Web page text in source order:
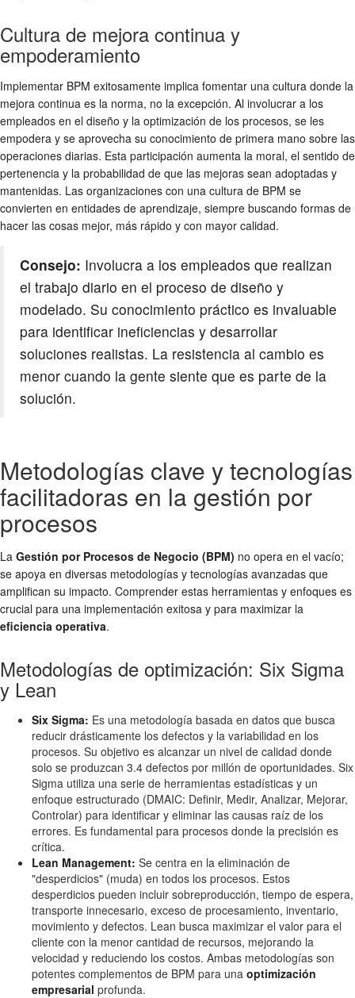
Cultura de mejora continua y
empoderamiento
Implementar BPM exitosamente implica fomentar una cultura donde la
mejora continua es la norma, no la excepción. Al involucrar a los
empleados en el diseño y la optimización de los procesos, se les
empodera y se aprovecha su conocimiento de primera mano sobre las
operaciones diarias. Esta participación aumenta la moral, el sentido de
pertenencia y la probabilidad de que las mejoras sean adoptadas y
mantenidas. Las organizaciones con una cultura de BPM se
convierten en entidades de aprendizaje, siempre buscando formas de
hacer las cosas mejor, más rápido y con mayor calidad.
Consejo: Involucra a los empleados que realizan
el trabajo diario en el proceso de diseño y
modelado. Su conocimiento práctico es invaluable
para identificar ineficiencias y desarrollar
soluciones realistas. La resistencia al cambio es
menor cuando la gente siente que es parte de la
solución.
Metodologías clave y tecnologías
facilitadoras en la gestión por
procesos
La Gestión por Procesos de Negocio (BPM) no opera en el vacío;
se apoya en diversas metodologías y tecnologías avanzadas que
amplifican su impacto. Comprender estas herramientas y enfoques es
crucial para una implementación exitosa y para maximizar la
eficiencia operativa.
Metodologías de optimización: Six Sigma
y Lean
Six Sigma: Es una metodología basada en datos que busca
reducir drásticamente los defectos y la variabilidad en los
procesos. Su objetivo es alcanzar un nivel de calidad donde
solo se produzcan 3.4 defectos por millón de oportunidades. Six
Sigma utiliza una serie de herramientas estadísticas y un
enfoque estructurado (DMAIC: Definir, Medir, Analizar, Mejorar,
Controlar) para identificar y eliminar las causas raíz de los
errores. Es fundamental para procesos donde la precisión es
crítica.
Lean Management: Se centra en la eliminación de
"desperdicios" (muda) en todos los procesos. Estos
desperdicios pueden incluir sobreproducción, tiempo de espera,
transporte innecesario, exceso de procesamiento, inventario,
movimiento y defectos. Lean busca maximizar el valor para el
cliente con la menor cantidad de recursos, mejorando la
velocidad y reduciendo los costos. Ambas metodologías son
potentes complementos de BPM para una optimización
empresarial profunda.